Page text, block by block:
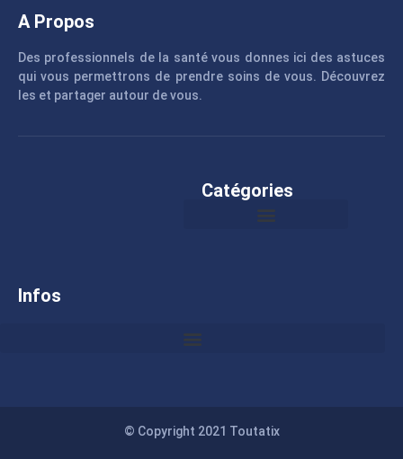
A Propos
Des professionnels de la santé vous donnes ici des astuces
qui vous permettrons de prendre soins de vous. Découvrez
les et partager autour de vous.
Catégories
Infos
© Copyright 2021 Toutatix